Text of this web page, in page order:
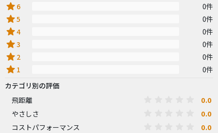
star 6 0件
star5 0件
star4 0件
star3 0件
star 2 0件
star 1
0件
カテゴリ別の評価
飛距離
0.0
やさしさ 0.0
コストパフォーマンス 0.0